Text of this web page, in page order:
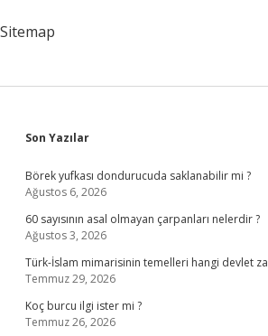
Sitemap
Sidebar
Son Yazılar
Börek yufkası dondurucuda saklanabilir mi ?
Ağustos 6, 2026
60 sayısının asal olmayan çarpanları nelerdir ?
Ağustos 3, 2026
Türk-İslam mimarisinin temelleri hangi devlet
Temmuz 29, 2026
Koç burcu ilgi ister mi ?
Temmuz 26, 2026